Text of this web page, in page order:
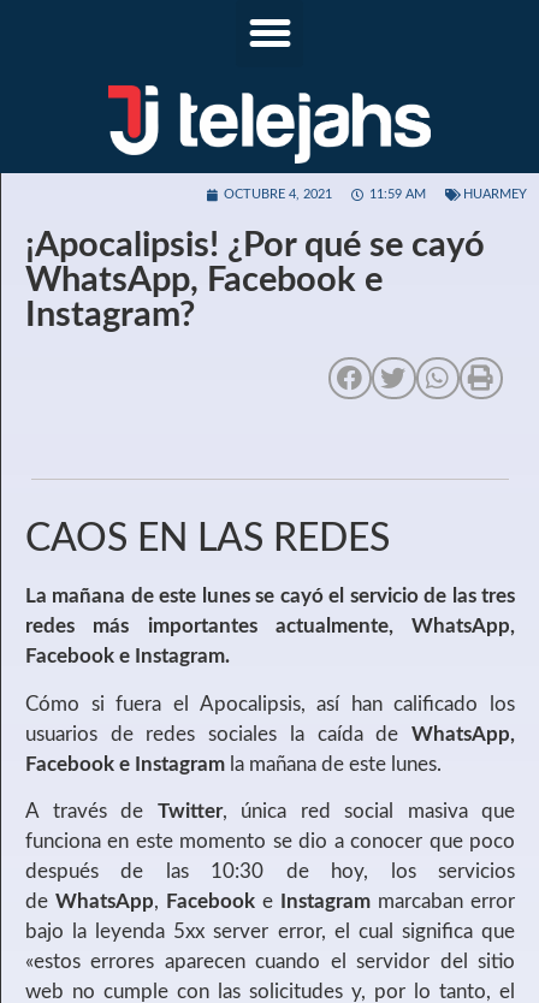
OCTUBRE 4, 2021 11:59 AM HUARMEY
¡Apocalipsis! ¿Por qué se cayó
WhatsApp, Facebook e
Instagram?
CAOS EN LAS REDES
La mañana de este lunes se cayó el servicio de las tres
redes más importantes actualmente, WhatsApp,
Facebook e Instagram.
Cómo si fuera el Apocalipsis, así han calificado los
usuarios de redes sociales la caída de WhatsApp,
Facebook e Instagram la mañana de este lunes.
A través de Twitter, única red social masiva que
funciona en este momento se dio a conocer que poco
después de las 10:30 de hoy, los servicios
de WhatsApp, Facebook e Instagram marcaban error
bajo la leyenda 5xx server error, el cual significa que
«estos errores aparecen cuando el servidor del sitio
web no cumple con las solicitudes y, por lo tanto, el